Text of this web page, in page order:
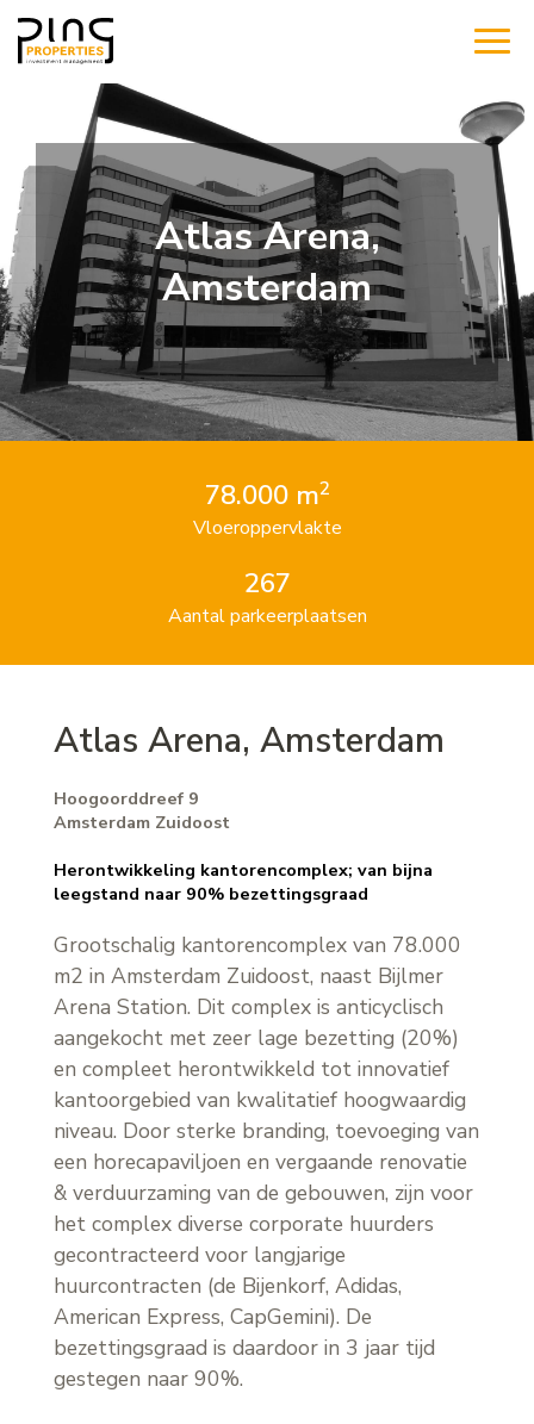
Atlas Arena,
Amsterdam
78.000 m2
Vloeroppervlakte
267
Aantal parkeerplaatsen
Atlas Arena, Amsterdam
Hoogoorddreef 9
Amsterdam Zuidoost
Herontwikkeling kantorencomplex; van bijna
leegstand naar 90% bezettingsgraad
Grootschalig kantorencomplex van 78.000
m2 in Amsterdam Zuidoost, naast Bijlmer
Arena Station. Dit complex is anticyclisch
aangekocht met zeer lage bezetting (20%)
en compleet herontwikkeld tot innovatief
kantoorgebied van kwalitatief hoogwaardig
niveau. Door sterke branding, toevoeging van
een horecapaviljoen en vergaande renovatie
& verduurzaming van de gebouwen, zijn voor
het complex diverse corporate huurders
gecontracteerd voor langjarige
huurcontracten (de Bijenkorf, Adidas,
American Express, CapGemini). De
bezettingsgraad is daardoor in 3 jaar tijd
gestegen naar 90%.